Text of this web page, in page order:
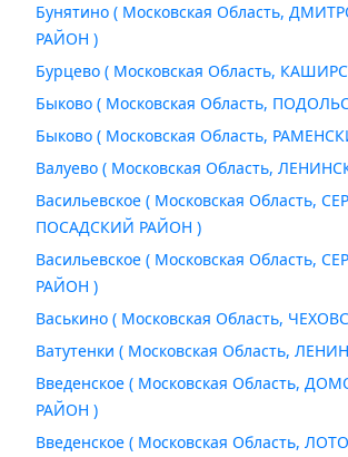
Бунятино ( Московская Область,
РАЙОН )
Бурцево ( Московская Область,
Быково ( Московская Область,
Быково ( Московская Область,
Валуево ( Московская Область,
Васильевское ( Московская Область,
ПОСАДСКИЙ РАЙОН )
Васильевское ( Московская Область,
РАЙОН )
Васькино ( Московская Область,
Ватутенки ( Московская Область,
Введенское ( Московская Область,
РАЙОН )
Введенское ( Московская Область,